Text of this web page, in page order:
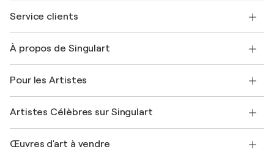
Service clients
Expédition
Offrir une carte cadeau
Rejoignez notre programme commercial
Mon compte
+33 1 76 44 06 42
À propos de Singulart
FAQ
Magazine Singulart
Emplois
Découvrez une sélection d'art original
Pour les Artistes
Se connecter en tant qu'Artiste
Artistes Célèbres sur Singulart
Marc Chagall
Œuvres d'art à vendre